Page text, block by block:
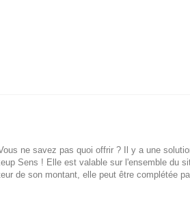
ne savez pas quoi offrir ? Il y a une
Sens ! Elle est valable sur l'ensemble du
de son montant, elle peut être complétée